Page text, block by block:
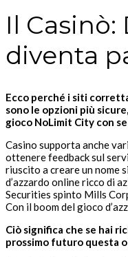
Il Casinò:
diventa
Ecco perché i siti
sono le opzioni più
gioco NoLimit City con
Casino supporta anche
ottenere feedback sul
riuscito a creare un nome
d’azzardo online ricco di
Securities spinto Mills
Con il boom del gioco
Ciò significa che se hai
prossimo futuro questa